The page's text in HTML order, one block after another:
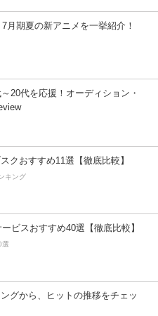
7月期夏の新アニメを一挙紹介！
20代を応援！オーディション・
クおすすめ11選【徹底比較】
キング
ビスおすすめ40選【徹底比較】
選
グから、ヒットの推移をチェッ